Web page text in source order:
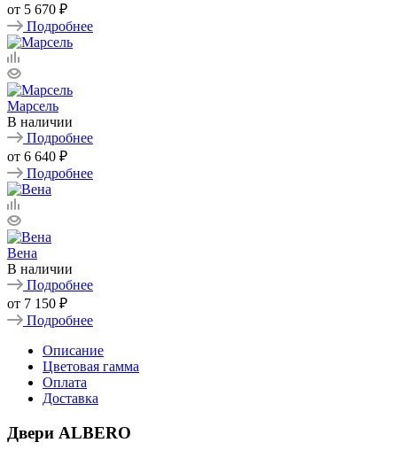
от 5 670 ₽
Подробнее
Марсель
В наличии
Подробнее
от 6 640 ₽
Подробнее
Вена
В наличии
Подробнее
от 7 150 ₽
Подробнее
Описание
Цветовая гамма
Оплата
Доставка
Двери ALBERO